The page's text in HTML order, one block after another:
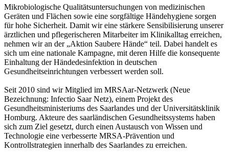
Mikrobiologische Qualitätsuntersuchungen von medizinischen
Geräten und Flächen sowie eine sorgfältige Händehygiene sorgen
für hohe Sicherheit. Damit wir eine stärkere Sensibilisierung unserer
ärztlichen und pflegerischeren Mitarbeiter im Klinikalltag erreichen,
nehmen wir an der „Aktion Saubere Hände“ teil. Dabei handelt es
sich um eine nationale Kampagne, mit deren Hilfe die konsequente
Einhaltung der Händedesinfektion in deutschen
Gesundheitseinrichtungen verbessert werden soll.
Seit 2010 sind wir Mitglied im MRSAar-Netzwerk (Neue
Bezeichnung: Infectio Saar Netz), einem Projekt des
Gesundheitsministeriums des Saarlandes und der Universitätsklinik
Homburg. Akteure des saarländischen Gesundheitssystems haben
sich zum Ziel gesetzt, durch einen Austausch von Wissen und
Technologie eine verbesserte MRSA-Prävention und
Kontrollstrategien innerhalb des Saarlandes zu erreichen.